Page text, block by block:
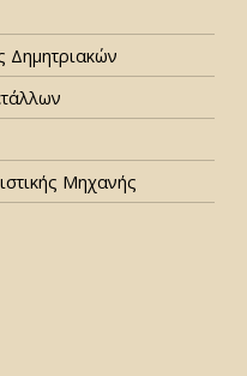
Δημητριακών
Μηχανής